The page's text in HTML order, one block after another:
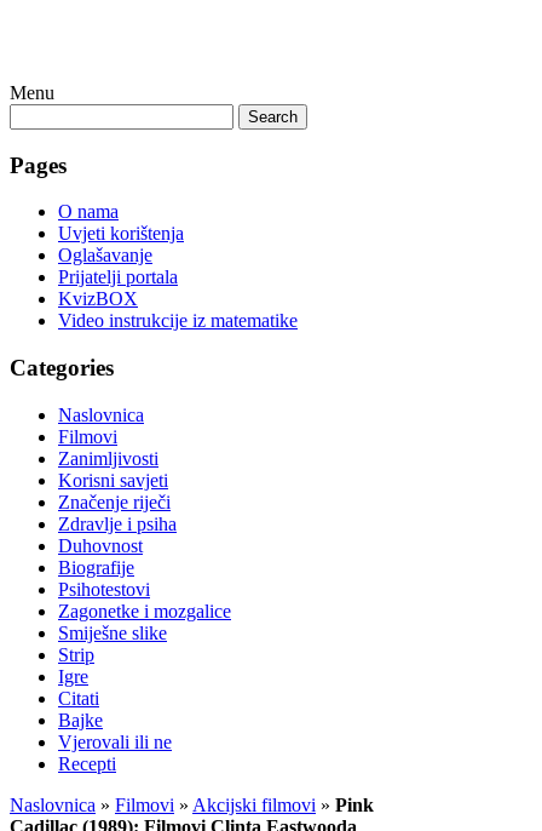
Menu
Search
Pages
O nama
Uvjeti korištenja
Oglašavanje
Prijatelji portala
KvizBOX
Video instrukcije iz matematike
Categories
Naslovnica
Filmovi
Zanimljivosti
Korisni savjeti
Značenje riječi
Zdravlje i psiha
Duhovnost
Biografije
Psihotestovi
Zagonetke i mozgalice
Smiješne slike
Strip
Igre
Citati
Bajke
Vjerovali ili ne
Recepti
Naslovnica » Filmovi » Akcijski filmovi » Pink
Cadillac (1989): Filmovi Clinta Eastwooda